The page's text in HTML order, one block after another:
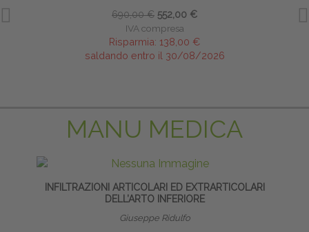
690,00 € 552,00 €
IVA compresa
Risparmia: 138,00 €
saldando entro il 30/08/2026
MANU MEDICA
INFILTRAZIONI ARTICOLARI ED EXTRARTICOLARI
DELL’ARTO INFERIORE
Giuseppe Ridulfo